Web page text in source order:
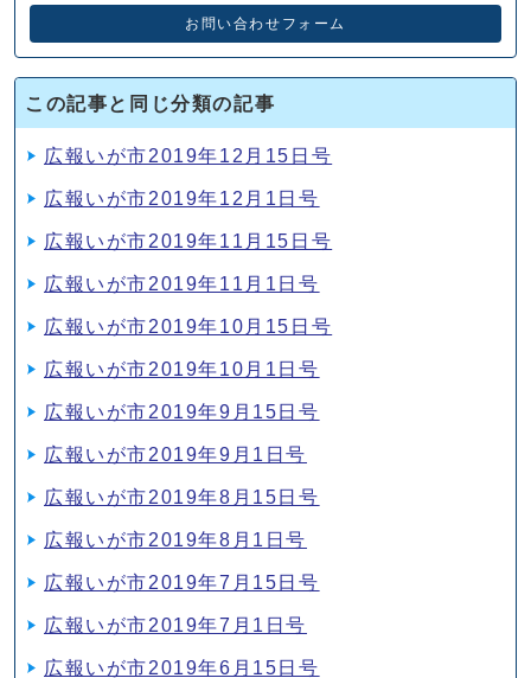
お問い合わせフォーム
この記事と同じ分類の記事
広報いが市2019年12月15日号
広報いが市2019年12月1日号
広報いが市2019年11月15日号
広報いが市2019年11月1日号
広報いが市2019年10月15日号
広報いが市2019年10月1日号
広報いが市2019年9月15日号
広報いが市2019年9月1日号
広報いが市2019年8月15日号
広報いが市2019年8月1日号
広報いが市2019年7月15日号
広報いが市2019年7月1日号
広報いが市2019年6月15日号